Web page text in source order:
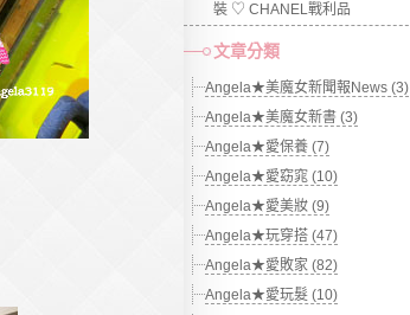
裝 ♡ CHANEL戰利品
文章分類
Angela★美魔女新聞報News (3)
Angela★美魔女新書 (3)
Angela★愛保養 (7)
Angela★愛窈窕 (10)
Angela★愛美妝 (9)
Angela★玩穿搭 (47)
Angela★愛敗家 (82)
Angela★愛玩髮 (10)